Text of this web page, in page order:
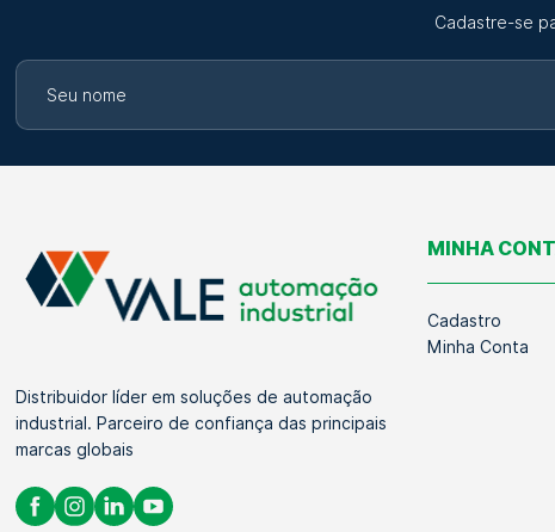
Cadastre-se
Distribuidor líder em soluções de automação
industrial. Parceiro de confiança das principais
marcas globais
MINHA
Cadastro
Minha Conta